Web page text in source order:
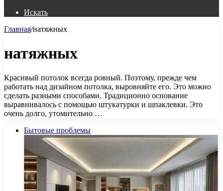
Искать
Главная/натяжных
натяжных
Красивый потолок всегда ровный. Поэтому, прежде чем
работать над дизайном потолка, выровняйте его. Это можно
сделать разными способами. Традиционно основание
выравнивалось с помощью штукатурки и шпаклевки. Это
очень долго, утомительно …
Бытовые проблемы